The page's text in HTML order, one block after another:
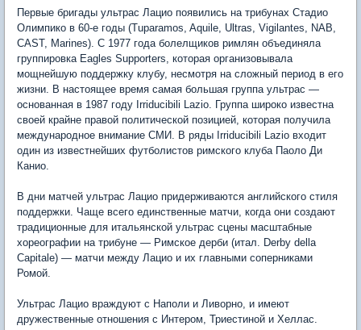
Первые бригады ультрас Лацио появились на трибунах Стадио
Олимпико в 60-е годы (Tuparamos, Aquile, Ultras, Vigilantes, NAB,
CAST, Marines). С 1977 года болелщиков римлян объединяла
группировка Eagles Supporters, которая организовывала
мощнейшую поддержку клубу, несмотря на сложный период в его
жизни. В настоящее время самая большая группа ультрас —
основанная в 1987 году Irriducibili Lazio. Группа широко известна
своей крайне правой политической позицией, которая получила
международное внимание СМИ. В ряды Irriducibili Lazio входит
один из известнейших футболистов римского клуба Паоло Ди
Канио.
В дни матчей ультрас Лацио придерживаются английского стиля
поддержки. Чаще всего единственные матчи, когда они создают
традиционные для итальянской ультрас сцены масштабные
хореографии на трибуне — Римское дерби (итал. Derby della
Capitale) — матчи между Лацио и их главными соперниками
Ромой.
Ультрас Лацио враждуют с Наполи и Ливорно, и имеют
дружественные отношения с Интером, Триестиной и Хеллас.